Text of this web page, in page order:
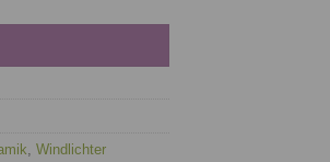
Windlichter